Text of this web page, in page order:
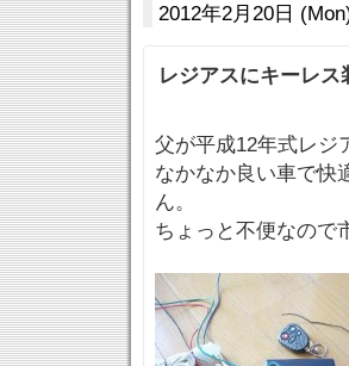
2012年2月20日
レジアスにキーレス
父が平成12年式レジ
なかなか良い車で快
ん。
ちょっと不便なので